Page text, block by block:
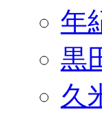
年
黒
久